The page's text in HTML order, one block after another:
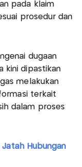
pada klaim
prosedur dan
dugaan
kini dipastikan
melakukan
terkait
dalam proses
Jatah Hubungan